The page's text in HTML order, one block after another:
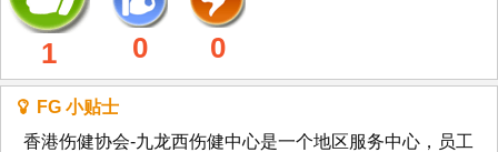
1 0 0
FG 小贴士
香港伤健协会-九龙西伤健中心是一个地区服务中心，员工